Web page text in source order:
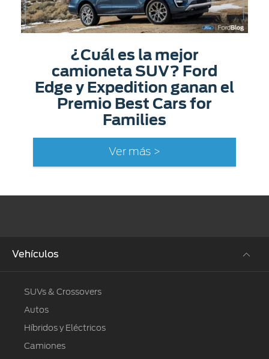
¿Cuál es la mejor
camioneta SUV? Ford
Edge y Expedition ganan el
Premio Best Cars for
Families
Ver más >
Vehículos
SUVs & Crossovers
Autos
Híbridos y Eléctricos
Camiones